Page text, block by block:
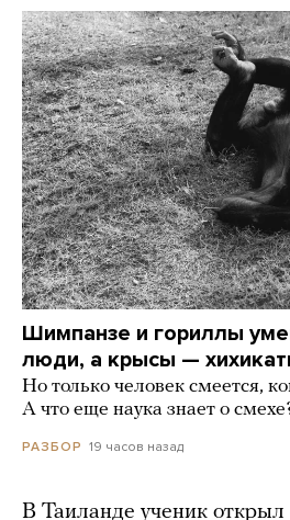
Шимпанзе и гориллы
люди, а крысы —
Но только человек смеется,
А что еще наука знает о
РАЗБОР 19 часов назад
В Таиланде ученик открыл